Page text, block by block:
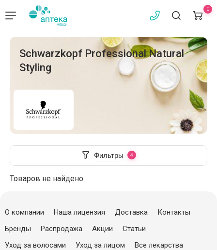
0
Schwarzkopf Professional Natural
Styling
Фильтры
Товаров не найдено
О компании Наша лицензия Доставка
Контакты
Бренды
Распродажа Акции
Статьи
Уход за волосами
Уход за лицом
Все лекарства